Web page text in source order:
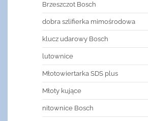
Brzeszczot Bosch
dobra szlifierka mimośrodowa
klucz udarowy Bosch
lutownice
Młotowiertarka SDS plus
Młoty kujące
nitownice Bosch